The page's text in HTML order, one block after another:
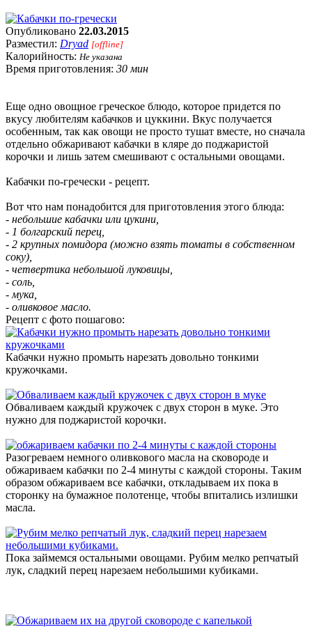
Опубликовано 22.03.2015
Разместил: Dryad [offline]
Калорийность: Не указана
Время приготовления: 30 мин
Еще одно овощное греческое блюдо, которое придется по
вкусу любителям кабачков и цуккини. Вкус получается
особенным, так как овощи не просто тушат вместе, но сначала
отдельно обжаривают кабачки в кляре до поджаристой
корочки и лишь затем смешивают с остальными овощами.
Кабачки по-гречески - рецепт.
Вот что нам понадобится для приготовления этого блюда:
- небольшие кабачки или цукини,
- 1 болгарский перец,
- 2 крупных помидора (можно взять томаты в собственном
соку),
- четвертика небольшой луковицы,
- соль,
- мука,
- оливковое масло.
Рецепт с фото пошагово:
Кабачки нужно промыть нарезать довольно тонкими
кружочками.
Обваливаем каждый кружочек с двух сторон в муке. Это
нужно для поджаристой корочки.
Разогреваем немного оливкового масла на сковороде и
обжариваем кабачки по 2-4 минуты с каждой стороны. Таким
образом обжариваем все кабачки, откладываем их пока в
сторонку на бумажное полотенце, чтобы впитались излишки
масла.
Пока займемся остальными овощами. Рубим мелко репчатый
лук, сладкий перец нарезаем небольшими кубиками.